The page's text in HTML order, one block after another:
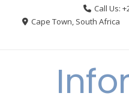
Call Us:
Cape Town, South Africa